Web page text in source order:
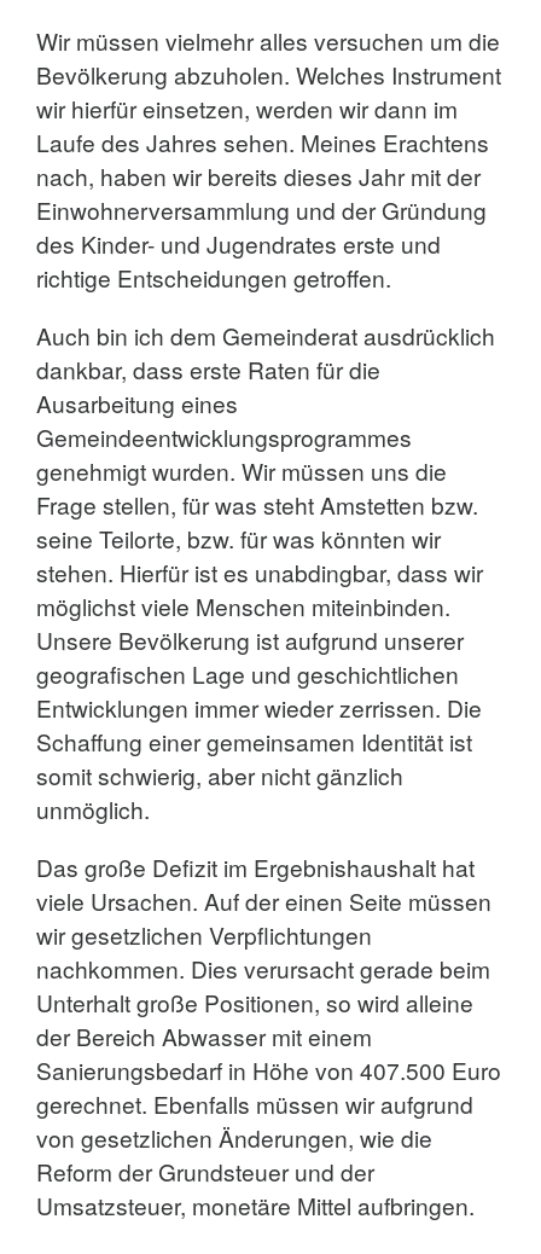
Wir müssen vielmehr alles versuchen um die
Bevölkerung abzuholen. Welches Instrument
wir hierfür einsetzen, werden wir dann im
Laufe des Jahres sehen. Meines Erachtens
nach, haben wir bereits dieses Jahr mit der
Einwohnerversammlung und der Gründung
des Kinder- und Jugendrates erste und
richtige Entscheidungen getroffen.
Auch bin ich dem Gemeinderat ausdrücklich
dankbar, dass erste Raten für die
Ausarbeitung eines
Gemeindeentwicklungsprogrammes
genehmigt wurden. Wir müssen uns die
Frage stellen, für was steht Amstetten bzw.
seine Teilorte, bzw. für was könnten wir
stehen. Hierfür ist es unabdingbar, dass wir
möglichst viele Menschen miteinbinden.
Unsere Bevölkerung ist aufgrund unserer
geografischen Lage und geschichtlichen
Entwicklungen immer wieder zerrissen. Die
Schaffung einer gemeinsamen Identität ist
somit schwierig, aber nicht gänzlich
unmöglich.
Das große Defizit im Ergebnishaushalt hat
viele Ursachen. Auf der einen Seite müssen
wir gesetzlichen Verpflichtungen
nachkommen. Dies verursacht gerade beim
Unterhalt große Positionen, so wird alleine
der Bereich Abwasser mit einem
Sanierungsbedarf in Höhe von 407.500 Euro
gerechnet. Ebenfalls müssen wir aufgrund
von gesetzlichen Änderungen, wie die
Reform der Grundsteuer und der
Umsatzsteuer, monetäre Mittel aufbringen.